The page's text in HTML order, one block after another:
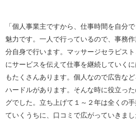
「個人事業主ですから、仕事時間を自分
魅力です。一人で行っているので、事務
分自身で行います。マッサージセラピス
にサービスを伝えて仕事を継続していく
もたくさんあります。個人なので広告な
ハードルがあります。そんな時に役立っ
グでした。立ち上げて１～２年は全くの
ていくうちに、口コミで広がっていきまし